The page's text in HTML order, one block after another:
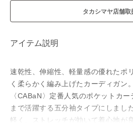
タカシマヤ店舗取
アイテム説明
速乾性、伸縮性、軽量感の優れたポ
く柔らかく編み上げたカーディガン。
〈CABaN〉定番人気のポケットカ
まで活躍する五分袖タイプにしました
軽く、ストレッチが効いて着心地が